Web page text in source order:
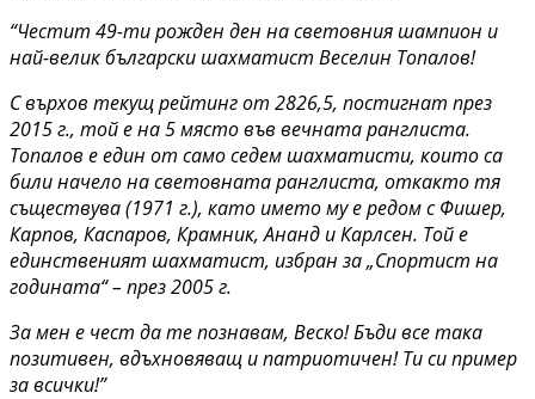
“Честит 49-ти рожден ден на световния шампион и
най-велик български шахматист Веселин Топалов!
С върхов текущ рейтинг от 2826,5, постигнат през
2015 г., той е на 5 място във вечната ранглиста.
Топалов е един от само седем шахматисти, които са
били начело на световната ранглиста, откакто тя
съществува (1971 г.), като името му е редом с Фишер,
Карпов, Каспаров, Крамник, Ананд и Карлсен. Той е
единственият шахматист, избран за „Спортист на
годината“ – през 2005 г.
За мен е чест да те познавам, Веско! Бъди все така
позитивен, вдъхновяващ и патриотичен! Ти си пример
за всички!”